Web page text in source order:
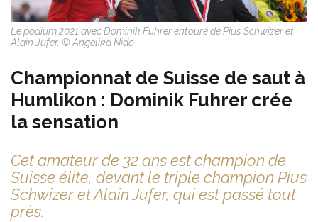
Le podium 2021 avec Dominik Fuhrer entouré de Pius Schwizer et
Alain Jufer. © Angelika Nido
Championnat de Suisse de saut à
Humlikon : Dominik Fuhrer crée
la sensation
Cet amateur de 32 ans est champion de
Suisse élite, devant le triple champion Pius
Schwizer et Alain Jufer, qui est passé tout
près.